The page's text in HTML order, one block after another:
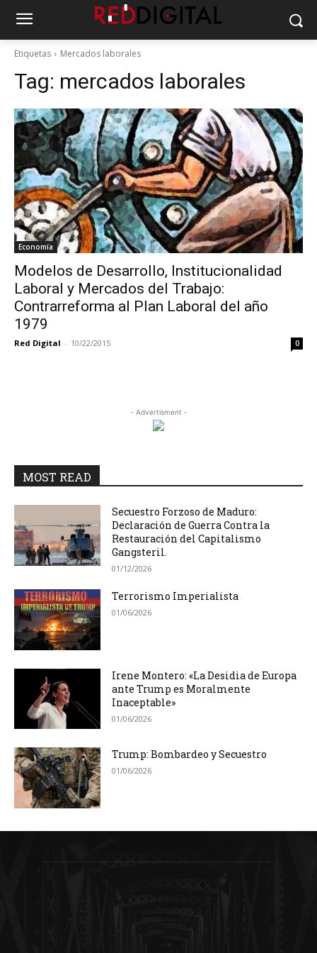
Etiquetas Mercados laborales
Tag: mercados laborales
Economía
Modelos de Desarrollo, Institucionalidad
Laboral y Mercados del Trabajo:
Contrarreforma al Plan Laboral del año
1979
Red Digital - 10/22/2015 0
- Advertisment -
MOST READ
Secuestro Forzoso de Maduro:
Declaración de Guerra Contra la
Restauración del Capitalismo
Gangsteril.
01/12/2026
Terrorismo Imperialista
01/06/2026
Irene Montero: «La Desidia de Europa
ante Trump es Moralmente
Inaceptable»
01/06/2026
Trump: Bombardeo y Secuestro
01/06/2026